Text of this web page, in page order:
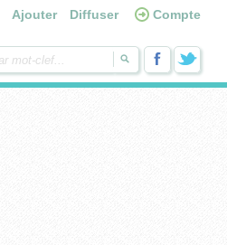
Ajouter Diffuser Compte